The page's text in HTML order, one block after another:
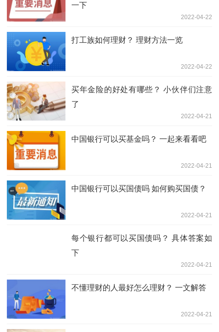
一下
2022-04-22
打工族如何理财？ 理财方法一览
2022-04-22
买年金险的好处有哪些？ 小伙伴们注意
了
2022-04-21
中国银行可以买基金吗？ 一起来看看吧
2022-04-21
中国银行可以买国债吗 如何购买国债？
2022-04-21
每个银行都可以买国债吗？ 具体答案如
下
2022-04-21
不懂理财的人最好怎么理财？ 一文解答
2022-04-21